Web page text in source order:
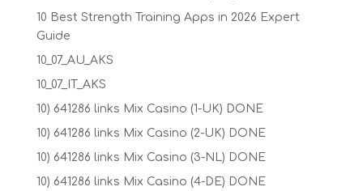
10 Best Strength Training Apps in 2026 Expert
Guide
10_07_AU_AKS
10_07_IT_AKS
10) 641286 links Mix Casino (1-UK) DONE
10) 641286 links Mix Casino (2-UK) DONE
10) 641286 links Mix Casino (3-NL) DONE
10) 641286 links Mix Casino (4-DE) DONE